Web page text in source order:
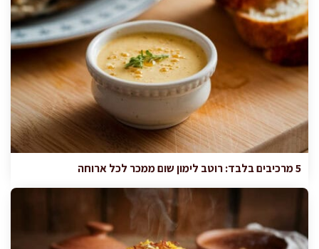
5 מרכיבים בלבד: רוטב לימון שום ממכר לכל ארוחה